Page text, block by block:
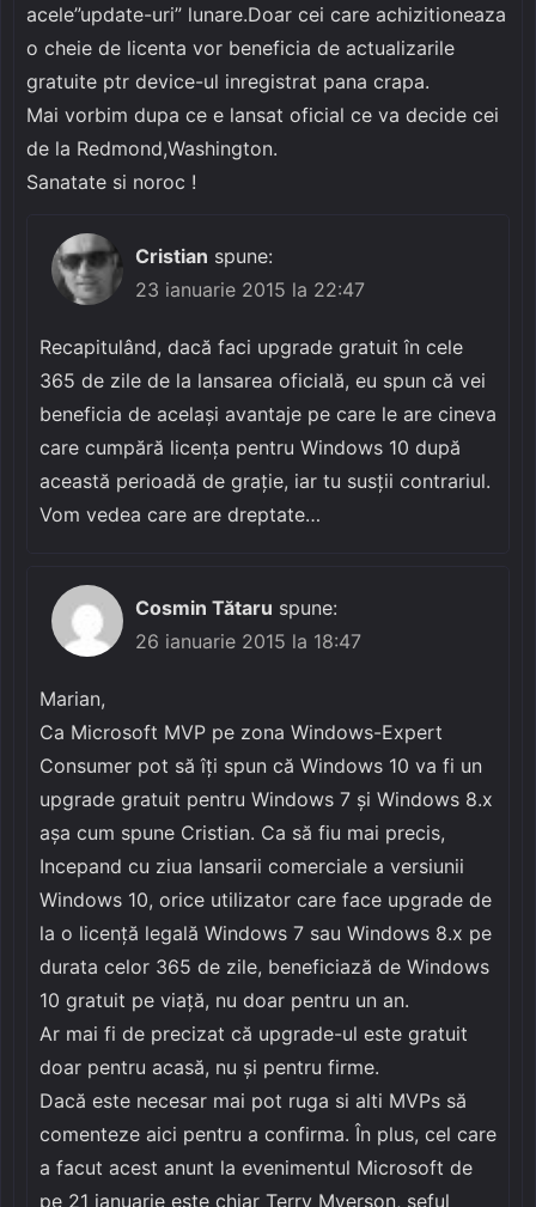
acele”update-uri” lunare.Doar cei care achizitioneaza
o cheie de licenta vor beneficia de actualizarile
gratuite ptr device-ul inregistrat pana crapa.
Mai vorbim dupa ce e lansat oficial ce va decide cei
de la Redmond,Washington.
Sanatate si noroc !
Cristian spune:
23 ianuarie 2015 la 22:47
Recapitulând, dacă faci upgrade gratuit în cele
365 de zile de la lansarea oficială, eu spun că vei
beneficia de același avantaje pe care le are cineva
care cumpără licența pentru Windows 10 după
această perioadă de grație, iar tu susții contrariul.
Vom vedea care are dreptate…
Cosmin Tătaru spune:
26 ianuarie 2015 la 18:47
Marian,
Ca Microsoft MVP pe zona Windows-Expert
Consumer pot să îți spun că Windows 10 va fi un
upgrade gratuit pentru Windows 7 și Windows 8.x
așa cum spune Cristian. Ca să fiu mai precis,
Incepand cu ziua lansarii comerciale a versiunii
Windows 10, orice utilizator care face upgrade de
la o licență legală Windows 7 sau Windows 8.x pe
durata celor 365 de zile, beneficiază de Windows
10 gratuit pe viață, nu doar pentru un an.
Ar mai fi de precizat că upgrade-ul este gratuit
doar pentru acasă, nu și pentru firme.
Dacă este necesar mai pot ruga si alti MVPs să
comenteze aici pentru a confirma. În plus, cel care
a facut acest anunt la evenimentul Microsoft de
pe 21 ianuarie este chiar Terry Myerson, seful